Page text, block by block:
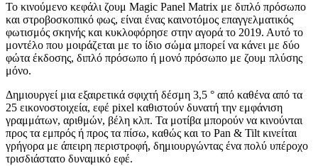
Το κινούμενο κεφάλι ζουμ Magic Panel Matrix με διπλό πρόσωπο
και στροβοσκοπικό φως, είναι ένας καινοτόμος επαγγελματικός
φωτισμός σκηνής και κυκλοφόρησε στην αγορά το 2019. Αυτό το
μοντέλο που μοιράζεται με το ίδιο σώμα μπορεί να κάνει με δύο
φώτα έκδοσης, διπλό πρόσωπο ή μονό πρόσωπο με ζουμ πλύσης
μόνο.
Δημιουργεί μια εξαιρετικά σφιχτή δέσμη 3,5 ° από καθένα από τα
25 εικονοστοιχεία, εφέ pixel καθιστούν δυνατή την εμφάνιση
γραμμάτων, αριθμών, βέλη κλπ. Τα μοτίβα μπορούν να κινούνται
προς τα εμπρός ή προς τα πίσω, καθώς και το Pan & Tilt κινείται
γρήγορα με άπειρη περιστροφή, δημιουργώντας ένα πολύ υπέροχο
τρισδιάστατο δυναμικό εφέ.